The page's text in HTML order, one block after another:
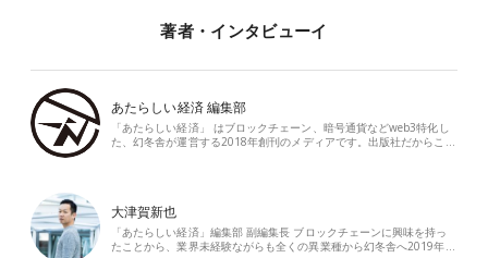
著者・インタビューイ
あたらしい経済 編集部
「あたらしい経済」 はブロックチェーン、暗号通貨などweb3特化し
た、幻冬舎が運営する2018年創刊のメディアです。出版社だからこ…
大津賀新也
「あたらしい経済」編集部 副編集長 ブロックチェーンに興味を持っ
たことから、業界未経験ながらも全くの異業種から幻冬舎へ2019年…